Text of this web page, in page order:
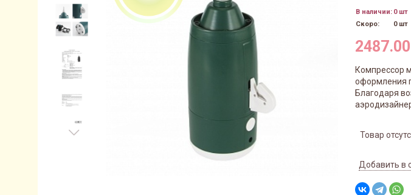
В наличии: 0 шт
Скоро:
0 шт
Компрессор
оформления
Благодаря
Товар
Добавить в